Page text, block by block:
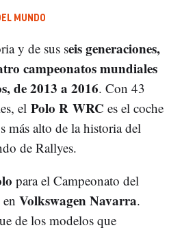
MUNDO
y de sus seis generaciones,
campeonatos mundiales
de 2013 a 2016. Con 43
el Polo R WRC es el coche
más alto de la historia del
de Rallyes.
para el Campeonato del
Volkswagen Navarra.
de los modelos que